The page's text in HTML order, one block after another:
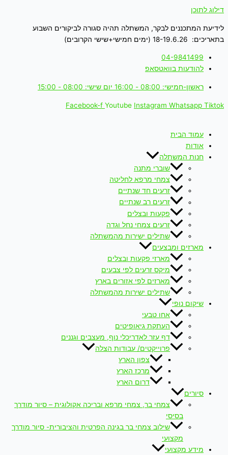
דילוג לתוכן
לידיעת המתכננים לבקר, המשתלה תהיה סגורה לביקורים השבוע
בתאריכים: 18-19.6.26 (ימים חמישי+שישי הקרובים)
04-9841499
להודעות בוואטסאפ
ראשון-חמישי: 08:00 - 16:00 יום שישי: 08:00 - 15:00
Facebook-f Youtube Instagram Whatsapp Tiktok
עמוד הבית
אודות
חנות המשתלה
שוברי מתנה
צמחי מרפא לחליטה
זרעים חד שנתיים
זרעים רב שנתיים
פקעות ובצלים
זרעים צמחי נחל וגדה
שתילים ישירות מהמשתלה
מארזים ומבצעים
מארזי פקעות ובצלים
מיקס זרעים לפי צבעים
מארזים לפי אזורים בארץ
שתילים ישירות מהמשתלה
שיקום נופי
אחו טבעי
העתקת גיאופיטים
דף עזר לאדריכלי נוף, מעצבים וגננים
פרוייקטים/ עבודות הצלה
צפון הארץ
מרכז הארץ
דרום הארץ
סיורים
צמחי בר, צמחי מרפא ובריכה אקולוגית – סיור מודרך
בסיסי
שילוב צמחי בר בגינה הפרטית והציבורית- סיור מודרך
מקצועי
מידע מקצועי